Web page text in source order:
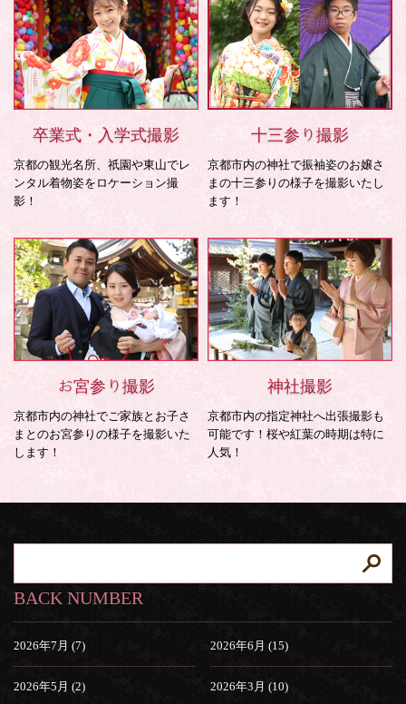
卒業式・入学式撮影
京都の観光名所、祇園や東山でレ
ンタル着物姿をロケーション撮
影！
十三参り撮影
京都市内の神社で振袖姿のお嬢さ
まの十三参りの様子を撮影いたし
ます！
お宮参り撮影
京都市内の神社でご家族とお子さ
まとのお宮参りの様子を撮影いた
します！
神社撮影
京都市内の指定神社へ出張撮影も
可能です！桜や紅葉の時期は特に
人気！
BACK NUMBER
2026年7月 (7) 2026年6月 (15)
2026年5月 (2) 2026年3月 (10)